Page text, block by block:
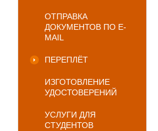
ОТПРАВКА
ДОКУМЕНТОВ ПО E-
MAIL
ПЕРЕПЛЁТ
ИЗГОТОВЛЕНИЕ
УДОСТОВЕРЕНИЙ
УСЛУГИ ДЛЯ
СТУДЕНТОВ